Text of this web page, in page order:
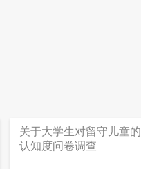
关于大学生对留守儿童的
认知度问卷调查